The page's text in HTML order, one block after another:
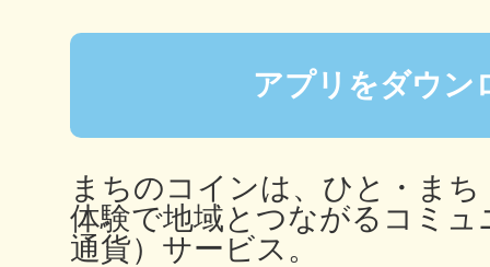
アプリをダウン
まちのコインは、ひと・ま
体験で地域とつながるコミュ
通貨）サービス。